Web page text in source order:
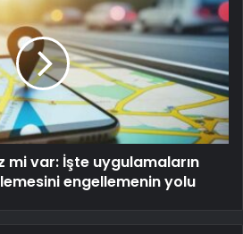
mi var: İşte uygulamaların
engellemenin yolu